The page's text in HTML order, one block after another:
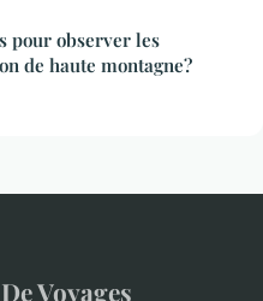
pour observer les
de haute montagne?
Voyages